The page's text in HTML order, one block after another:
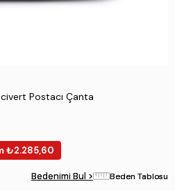
Postacı Çanta
₺2.285,60
Bedenimi Bul > Beden Tablosu
Bedenimi Bul > Beden Tablosu